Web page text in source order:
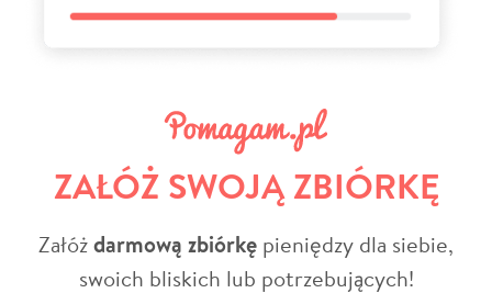
ZAŁÓŻ SWOJĄ ZBIÓRKĘ
Załóżdarmową zbiórkę pieniędzy dla siebie,
swoich bliskich lub potrzebujących!